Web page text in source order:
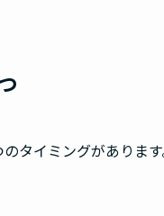
タイミングがあります